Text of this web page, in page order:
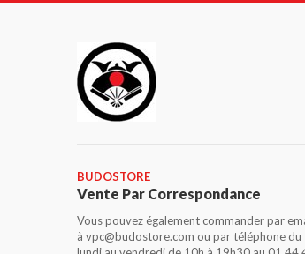
BUDOSTORE
Vente Par Correspondance
Vous pouvez également commander par
à vpc@budostore.com ou par téléphone du